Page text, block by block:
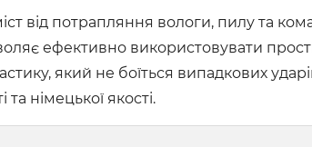
від потрапляння вологи, пилу та
ефективно використовувати
який не боїться випадкових
німецької якості.